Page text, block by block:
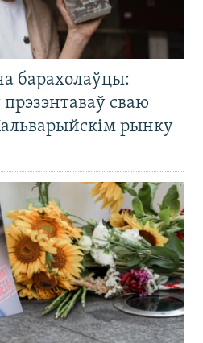
барахолаўцы:
сваю
рынку